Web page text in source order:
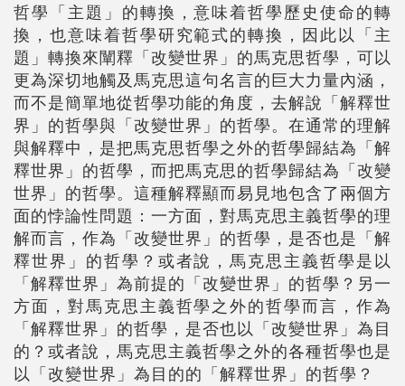
哲學「主題」的轉換，意味着哲學歷史使命的轉
換，也意味着哲學研究範式的轉換，因此以「主
題」轉換來闡釋「改變世界」的馬克思哲學，可以
更為深切地觸及馬克思這句名言的巨大力量內涵，
而不是簡單地從哲學功能的角度，去解說「解釋世
界」的哲學與「改變世界」的哲學。在通常的理解
與解釋中，是把馬克思哲學之外的哲學歸結為「解
釋世界」的哲學，而把馬克思的哲學歸結為「改變
世界」的哲學。這種解釋顯而易見地包含了兩個方
面的悖論性問題：一方面，對馬克思主義哲學的理
解而言，作為「改變世界」的哲學，是否也是「解
釋世界」的哲學？或者說，馬克思主義哲學是以
「解釋世界」為前提的「改變世界」的哲學？另一
方面，對馬克思主義哲學之外的哲學而言，作為
「解釋世界」的哲學，是否也以「改變世界」為目
的？或者說，馬克思主義哲學之外的各種哲學也是
以「改變世界」為目的的「解釋世界」的哲學？